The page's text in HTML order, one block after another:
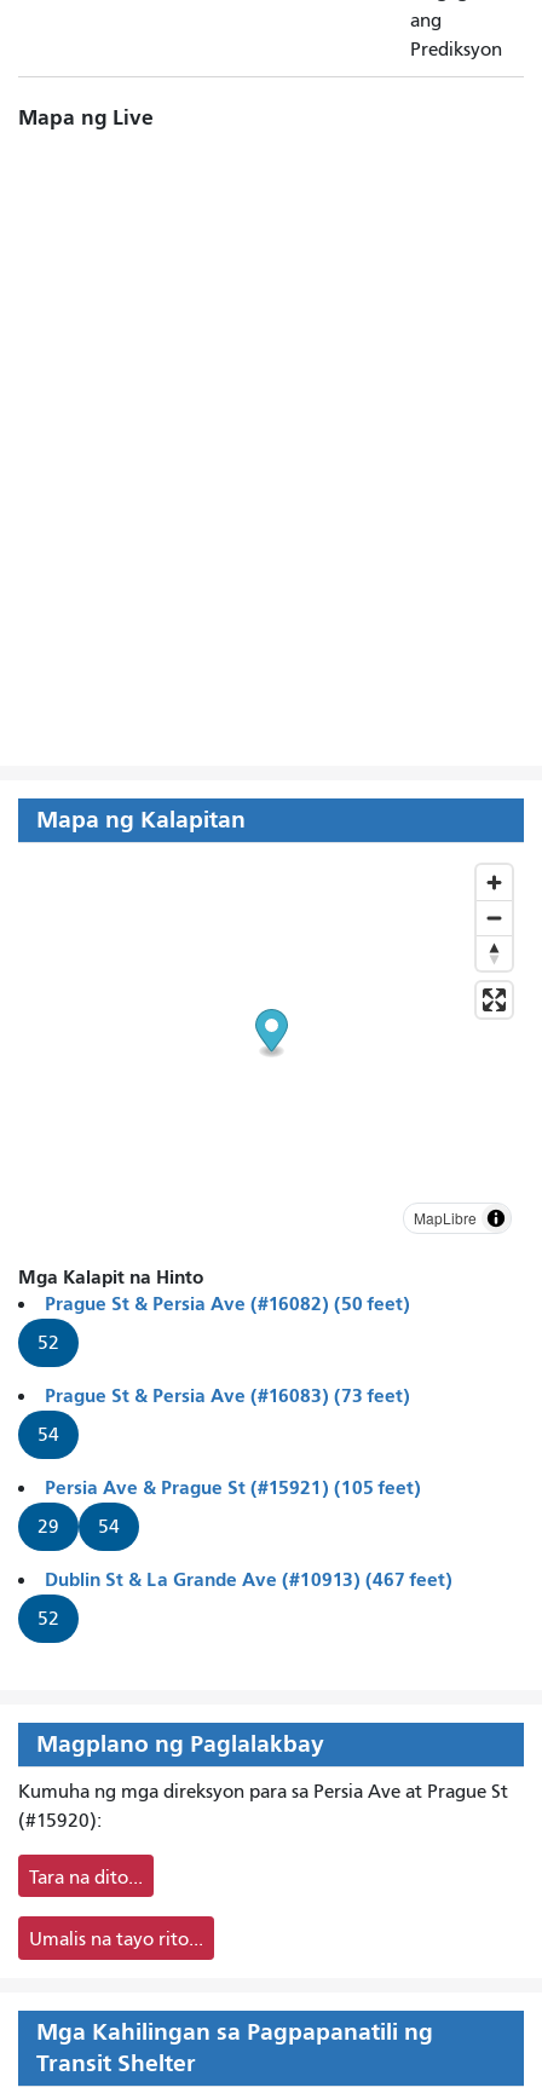
ang
Prediksyon
Mapa ng Live
Mapa ng Kalapitan
MapLibre
Mga Kalapit na Hinto
Prague St & Persia Ave (#16082) (50 feet)
52
Prague St & Persia Ave (#16083) (73 feet)
54
Persia Ave & Prague St (#15921) (105 feet)
29 54
Dublin St & La Grande Ave (#10913) (467 feet)
52
Magplano ng Paglalakbay
Kumuha ng mga direksyon para sa Persia Ave at Prague St
(#15920):
Tara na dito...
Umalis na tayo rito...
Mga Kahilingan sa Pagpapanatili ng
Transit Shelter